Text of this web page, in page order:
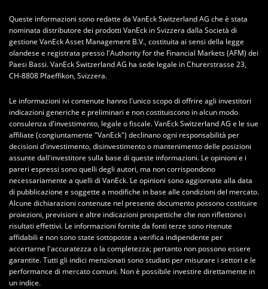
Queste informazioni sono redatte da VanEck Switzerland AG che è stata
nominata distributore dei prodotti VanEck in Svizzera dalla Società di
gestione VanEck Asset Management B.V., costituita ai sensi della legge
olandese e registrata presso l'Authority for the Financial Markets (AFM) dei
Paesi Bassi. VanEck Switzerland AG ha sede legale in Churerstrasse 23,
CH-8808 Pfaeffikon, Svizzera.
Le informazioni ivi contenute hanno l'unico scopo di offrire agli investitori
indicazioni generiche e preliminari e non costituiscono in alcun modo
consulenza d'investimento, legale o fiscale. VanEck Switzerland AG e le sue
affiliate (congiuntamente "VanEck") declinano ogni responsabilità per
decisioni d'investimento, disinvestimento o mantenimento delle posizioni
assunte dall'investitore sulla base di queste informazioni. Le opinioni e i
pareri espressi sono quelli degli autori, ma non corrispondono
necessariamente a quelli di VanEck. Le opinioni sono aggiornate alla data
di pubblicazione e soggette a modifiche in base alle condizioni del mercato.
Alcune dichiarazioni contenute nel presente documento possono costituire
proiezioni, previsioni e altre indicazioni prospettiche che non riflettono i
risultati effettivi. Le informazioni fornite da fonti terze sono ritenute
affidabili e non sono state sottoposte a verifica indipendente per
accertarne l'accuratezza o la completezza; pertanto non possono essere
garantite. Tutti gli indici menzionati sono studiati per misurare i settori e le
performance di mercato comuni. Non è possibile investire direttamente in
un indice.